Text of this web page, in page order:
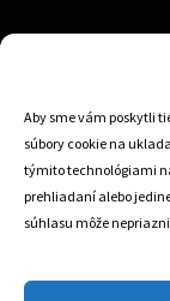
Aby sme vám poskytli
súbory cookie na
týmito technológiami
prehliadaní alebo
súhlasu môže